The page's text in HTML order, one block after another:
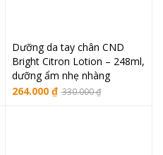
Dưỡng da tay chân CND
Bright Citron Lotion – 248ml,
dưỡng ẩm nhẹ nhàng
330.000₫
Giá
264.000 ₫
Giá